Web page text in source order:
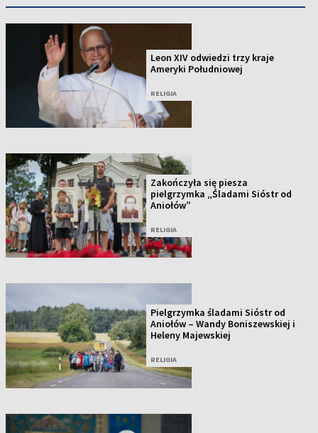
Leon XIV odwiedzi trzy kraje
Ameryki Południowej
RELIGIA
Zakończyła się piesza
pielgrzymka „Śladami Sióstr od
Aniołów”
RELIGIA
Pielgrzymka śladami Sióstr od
Aniołów – Wandy Boniszewskiej i
Heleny Majewskiej
RELIGIA